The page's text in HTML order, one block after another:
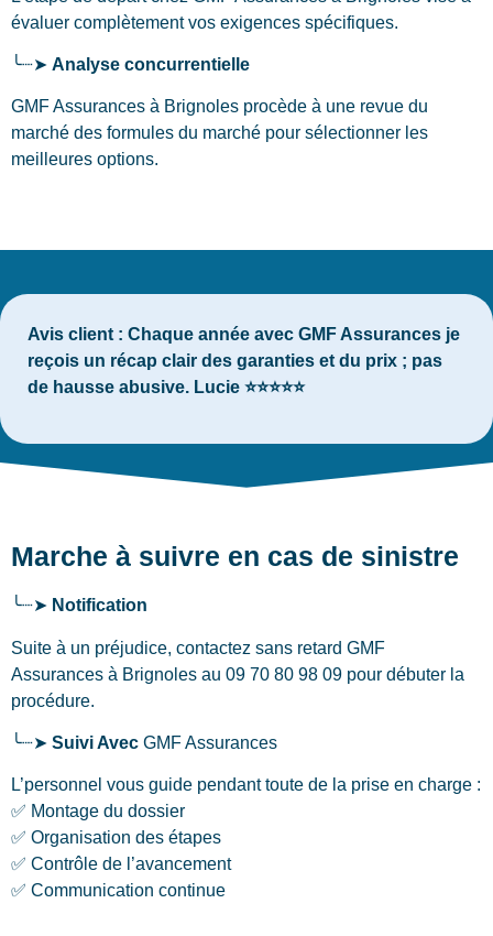
évaluer complètement vos exigences spécifiques.
╰┈➤ Analyse concurrentielle
GMF Assurances à Brignoles procède à une revue du
marché des formules du marché pour sélectionner les
meilleures options.
Avis client : Chaque année avec GMF Assurances je
reçois un récap clair des garanties et du prix ; pas
de hausse abusive. Lucie ⭐⭐⭐⭐⭐
Marche à suivre en cas de sinistre
╰┈➤ Notification
Suite à un préjudice, contactez sans retard GMF
Assurances à Brignoles au 09 70 80 98 09 pour débuter la
procédure.
╰┈➤ Suivi Avec GMF Assurances
L’personnel vous guide pendant toute de la prise en charge :
✅ Montage du dossier
✅ Organisation des étapes
✅ Contrôle de l’avancement
✅ Communication continue